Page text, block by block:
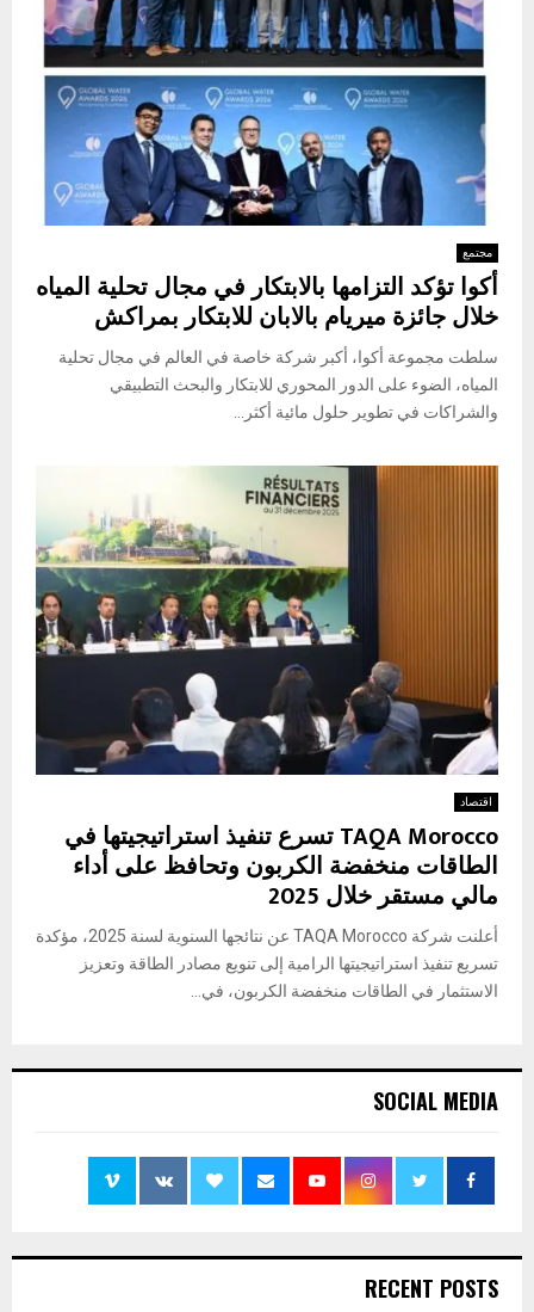
مجتمع
أكوا تؤكد التزامها بالابتكار في مجال تحلية المياه
خلال جائزة ميريام بالابان للابتكار بمراكش
سلطت مجموعة أكوا، أكبر شركة خاصة في العالم في مجال تحلية
المياه، الضوء على الدور المحوري للابتكار والبحث التطبيقي
والشراكات في تطوير حلول مائية أكثر...
اقتصاد
TAQA Morocco تسرع تنفيذ استراتيجيتها في
الطاقات منخفضة الكربون وتحافظ على أداء
مالي مستقر خلال 2025
أعلنت شركة TAQA Morocco عن نتائجها السنوية لسنة 2025، مؤكدة
تسريع تنفيذ استراتيجيتها الرامية إلى تنويع مصادر الطاقة وتعزيز
الاستثمار في الطاقات منخفضة الكربون، في...
SOCIAL MEDIA
RECENT POSTS